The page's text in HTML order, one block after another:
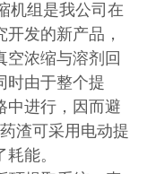
机组是我公司在
发的新产品，
空浓缩与溶剂回
时由于整个提
中进行，因而避
渣可采用电动提
能。